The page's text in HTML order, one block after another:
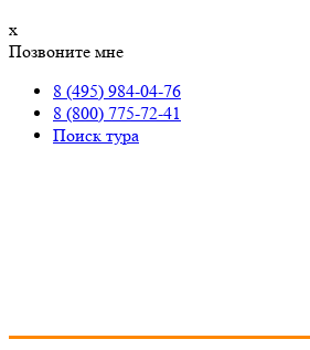
х
Позвоните мне
8 (495) 984-04-76
8 (800) 775-72-41
Поиск тура